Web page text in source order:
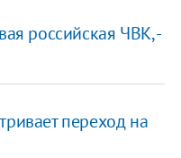
российская ЧВК, -
переход на